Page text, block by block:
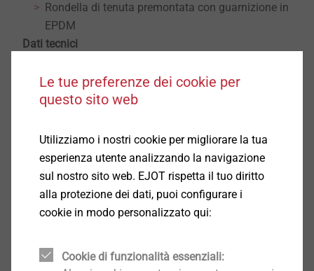
Rondella di tenuta premontata con guarnizione in
EPDM
Dati tecnici
Azionamento: Chiave esagonale SW3/8"
Numero giri: max. 400 1/min
Download
FM approved - certificate of compliance 1.pdf
KB
EPD Self-tapping screws.pdf
1 MB
Le tue preferenze dei cookie per
questo sito web
Utilizziamo i nostri cookie per migliorare la tua
esperienza utente analizzando la navigazione
sul nostro sito web. EJOT rispetta il tuo diritto
alla protezione dei dati, puoi configurare i
cookie in modo personalizzato qui:
Cookie di funzionalità essenziali: